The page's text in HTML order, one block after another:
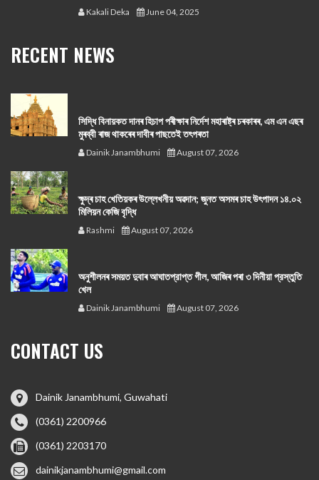
Kakali Deka June 04, 2025
RECENT NEWS
সিদ্ধি বিনায়কত দানৰ হিচাপ পৰীক্ষাৰ নিৰ্দেশ মহাৰাষ্ট্ৰ চৰকাৰৰ, এম এন এছৰ
মুৰব্বী ৰাজ থাকৰেৰ দাবীৰ পাছতেই তৎপৰতা
Dainik Janambhumi August 07, 2026
ক্ষুদ্ৰ চাহ খেতিয়কৰ উল্লেখনীয় অৱদান; জুনত অসমৰ চাহ উৎপাদন ১৪.০২
মিলিয়ন কেজি বৃদ্ধি
Rashmi August 07, 2026
অনুশীলনৰ সময়ত দুবাৰ আঘাতপ্রাপ্ত গীল, আজিৰ পৰা ৩ দিনীয়া প্রস্তুতি
খেল
Dainik Janambhumi August 07, 2026
CONTACT US
Dainik Janambhumi, Guwahati
(0361) 2200966
(0361) 2203170
dainikjanambhumi@gmail.com